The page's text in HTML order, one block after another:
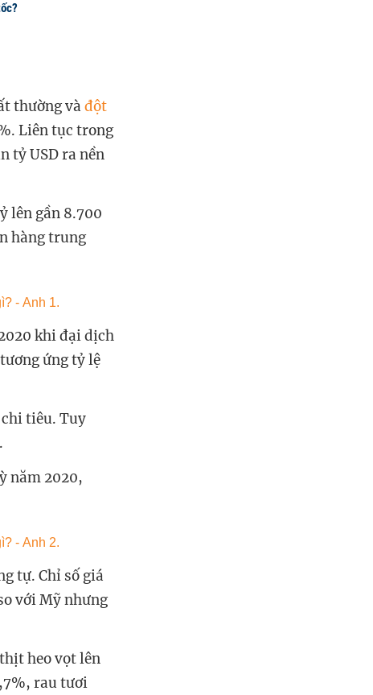
thường và đột
Liên tục trong
tỷ USD ra nền
lên gần 8.700
hàng trung
khi đại dịch
ứng tỷ lệ
tiêu. Tuy
.
năm 2020,
tự. Chỉ số giá
với Mỹ nhưng
heo vọt lên
rau tươi